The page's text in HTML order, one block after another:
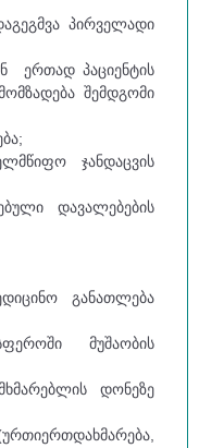
პირველადი
ერთად პაციენტის
შემდგომი
ჯანდაცვის
დავალებების
განათლება
მუშაობის
დონეზე